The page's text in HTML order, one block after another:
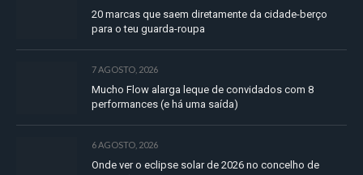
20 marcas que saem diretamente da cidade-berço
para o teu guarda-roupa
7 AGOSTO, 2026
Mucho Flow alarga leque de convidados com 8
performances (e há uma saída)
6 AGOSTO, 2026
Onde ver o eclipse solar de 2026 no concelho de